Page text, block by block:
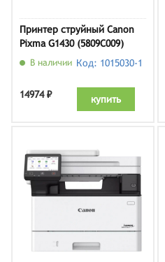
Принтер струйный Canon
Pixma G1430 (5809C009)
В наличии Код: 1015030-1
14974 ₽ купить